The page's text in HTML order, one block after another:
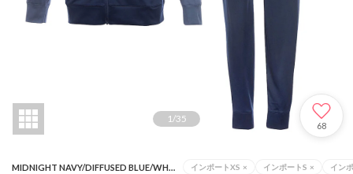
1/35
68
MIDNIGHT NAVY/DIFFUSED BLUE/WHITE（411） インポートXS × インポートS × イン